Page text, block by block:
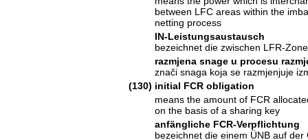
between LFC areas within the
netting process
IN-Leistungsaustausch
bezeichnet die zwischen LFR-
razmjena snage u procesu
znači snaga koja se razmjenjuje
(130) initial FCR obligation
means the amount of FCR
on the basis of a sharing key
anfängliche FCR-Verpflichtung
bezeichnet die einem ÜNB auf